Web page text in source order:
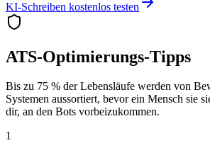
KI-Schreiben kostenlos testen
ATS-Optimierungs-Tipps
Bis zu 75 % der Lebensläufe werden von
Systemen aussortiert, bevor ein Mensch sie
dir, an den Bots vorbeizukommen.
1